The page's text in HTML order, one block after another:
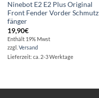
Ninebot E2 E2 Plus Original
Front Fender Vorder Schmutz
fänger
19,90€
Enthält 19% Mwst
zzgl. Versand
Lieferzeit: ca. 2-3 Werktage